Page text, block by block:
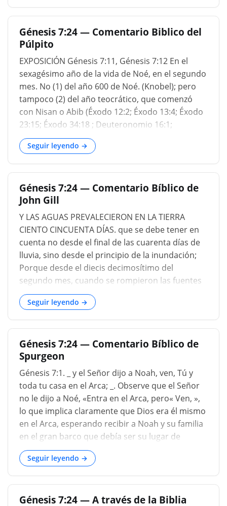
desconocido más allá, estaba cubierto por las
aguas. Pero esto es todo lo que las Escrituras
nos autorizan a afirmar. En cuanto a las partes
distantes de Europa, los continentes de África,
América o Australia, no podemos decir nada.
“Todas las colinas altas estaban cubiertas”. Ni
una colina estaba sobre el agua en el horizonte
del espectador o del hombre. Hubo diez
generaciones desde Adán hasta Noé inclusive.
No podemos decir cuál fue la tasa de aumento.
hijos, y por l
Génesis 7:24 — Comentario Biblico del
Púlpito
EXPOSICIÓN Génesis 7:11, Génesis 7:12 En el
sexagésimo año de la vida de Noé, en el segundo
mes. No (1) del año 600 de Noé. (Knobel); pero
tampoco (2) del año teocrático, que comenzó
con Nisan o Abib (Éxodo 12:2; Éxodo 13:4; Éxodo
23:15; Éxodo 34:18 ; Deuteronomio 16:1;
Nehemías 2:1), ya sea
Seguir leyendo →
Génesis 7:24 — Comentario Bíblico de
John Gill
Y LAS AGUAS PREVALECIERON EN LA TIERRA
CIENTO CINCUENTA DÍAS. que se debe tener en
cuenta no desde el final de las cuarenta días de
lluvia, sino desde el principio de la inundación;
Porque desde el diecis decimosítimo del
segundo mes, cuando se rompieron las fuentes
de lo profundo, y se abrieron las ventanas del
cielo, a la decimosimestima día del séptimo mes,
cuando el arca descansaba sobre las montañas
de Ararat, y las aguas. disminuido, fueron solo
cinco meses, o ciento cincuenta días; Hasta el
momento en que las aguas aumentaron cada vez
más, incluso después de la lluvia de cuarenta
días; para que parece que hubo una lluvia
continua después, como observa Aben Ezra,
aunque no tan vehemente; o de lo contrario no
es tan fácil tener en cuenta el aumento de las
aguas....
Seguir leyendo →
Génesis 7:24 — Comentario Bíblico de
Spurgeon
Génesis 7:1. _ y el Señor dijo a Noah, ven, Tú y
toda tu casa en el Arca; _. Observe que el Señor
no le dijo a Noé, «Entra en el Arca, pero« Ven, »,
lo que implica claramente que Dios era él mismo
en el Arca, esperando recibir a Noah y su familia
en el gran barco que debía ser su lugar de
refugio, mientras que todas las otras personas
en la faz de la tierra se ahogaron. La palabra
distintiva del Evangelio es una palabra de dibujo:
«Ven. »Jesús dice:" Ven a mí, todo lo que trabaja y
eres pesado, y te daré descanso; »Y le dirá a su
Seguir leyendo →
Génesis 7:24 — A través de la Biblia